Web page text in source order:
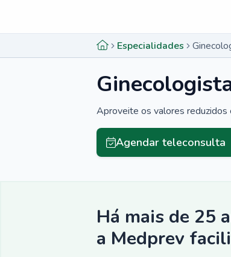
Especialidades
Aproveite os valores reduzidos
Agendar teleconsulta
Há mais de 25
a Medprev